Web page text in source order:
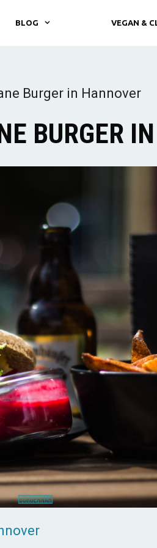
BLOG VEGAN &
Burger in Hannover
BURGER